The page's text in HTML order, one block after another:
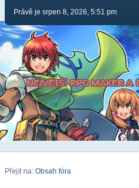
Právě je srpen 8, 2026, 5:51 pm
Přejít na: Obsah fóra